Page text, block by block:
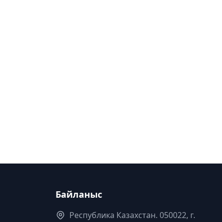
Байланыс
Республика Казахстан. 050022, г.